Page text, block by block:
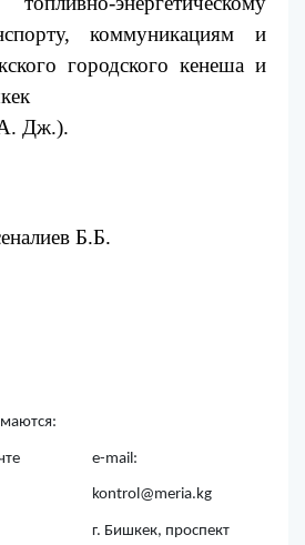
коммуникациям и
городского кенеша и
Дж.).
Б.Б.
e-mail:
kontrol@meria.kg
г. Бишкек, проспект